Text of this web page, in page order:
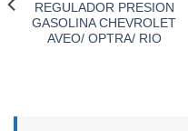
REGULADOR PRESION
GASOLINA CHEVROLET
AVEO/ OPTRA/ RIO